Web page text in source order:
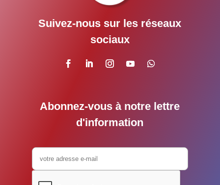
Suivez-nous sur les réseaux
sociaux
Abonnez-vous à notre lettre
d'information